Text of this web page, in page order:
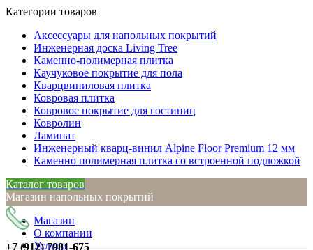
Категории товаров
Аксессуары для напольных покрытий
Инженерная доска Living Tree
Каменно-полимерная плитка
Каучуковое покрытие для пола
Кварцвиниловая плитка
Ковровая плитка
Ковровое покрытие для гостиниц
Ковролин
Ламинат
Инженерный кварц-винил Alpine Floor Premium 12 мм
Каменно полимерная плитка со встроенной подложкой
Каталог товаров
Магазин напольных покрытий
Магазин
О компании
Услуги
+7 (912)7981-675